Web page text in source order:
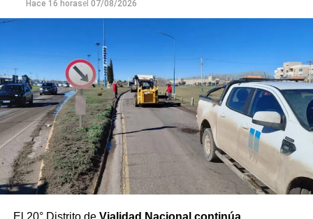
con las condiciones que presenta el río.
Hace 16 horasel 07/08/2026
El 20° Distrito de Vialidad Nacional continúa